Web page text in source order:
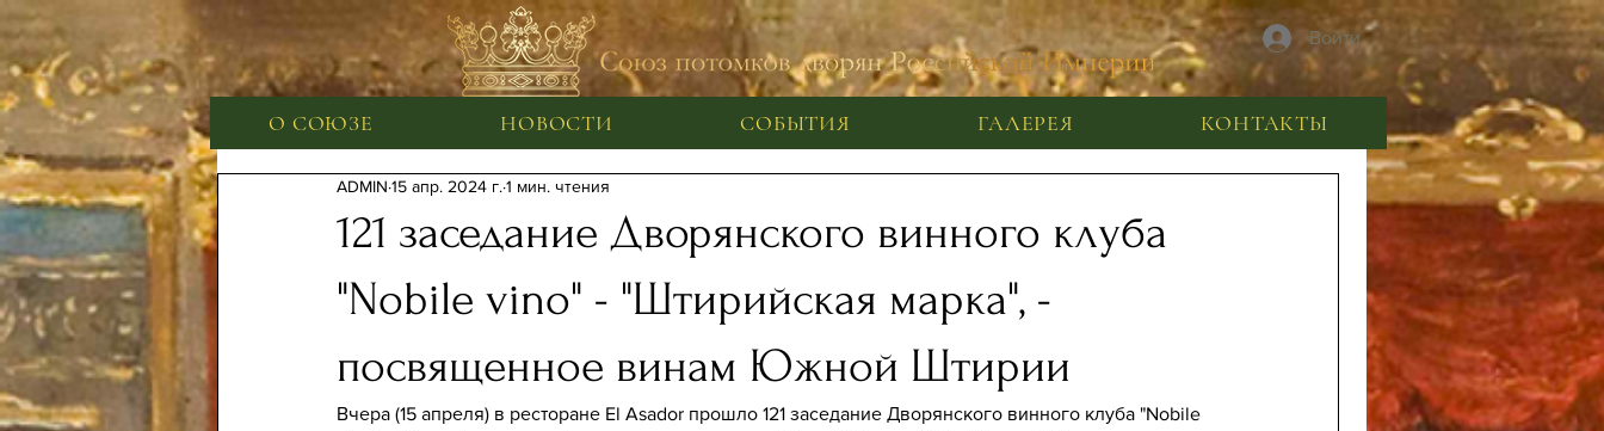
Войти
О СОЮЗЕ НОВОСТИ СОБЫТИЯ ГАЛЕРЕЯ КОНТАКТЫ
121 заседание Дворянского винного клуба
"Nobile vino" - "Штирийская марка", -
посвященное винам Южной Штирии
ADMIN 15 апр. 2024 г. 1 мин. чтения
Вчера (15 апреля) в ресторане El Asador прошло 121 заседание Дворянского винного клуба "Nobile